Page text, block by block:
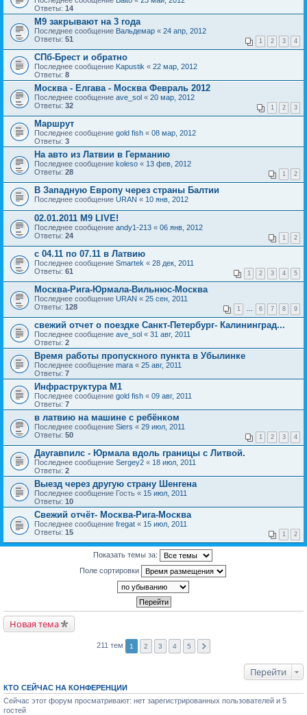
Ответы: 14
M9 закрывают на 3 года
Последнее сообщение Вальдемар « 24 апр, 2012
Ответы: 51 1 2 3 4
СПб-Брест и обратно
Последнее сообщение Kapustik « 22 мар, 2012
Ответы: 8
Москва - Елгава - Москва Февраль 2012
Последнее сообщение ave_sol « 20 мар, 2012
Ответы: 32 1 2 3
Маршрут
Последнее сообщение gold fish « 08 мар, 2012
Ответы: 3
На авто из Латвии в Германию
Последнее сообщение koleso « 13 фев, 2012
Ответы: 28 1 2
В Западную Европу через страны Балтии
Последнее сообщение URAN « 10 янв, 2012
02.01.2011 M9 LIVE!
Последнее сообщение andy1-213 « 06 янв, 2012
Ответы: 24 1 2
с 04.11 по 07.11 в Латвию
Последнее сообщение Smartek « 28 дек, 2011
Ответы: 61 1 2 3 4 5
Москва-Рига-Юрмала-Вильнюс-Москва
Последнее сообщение URAN « 25 сен, 2011
Ответы: 128 1 6 7 8 9
свежий отчет о поездке Санкт-Петербург- Калининград...
Последнее сообщение ave_sol « 31 авг, 2011
Ответы: 2
Время работы пропускного пункта в Убылинке
Последнее сообщение mara « 25 авг, 2011
Ответы: 7
Инфраструктура М1
Последнее сообщение gold fish « 09 авг, 2011
Ответы: 7
в латвию на машине с ребёнком
Последнее сообщение Siers « 29 июл, 2011
Ответы: 50 1 2 3 4
Даугавпилс - Юрмала вдоль границы с Литвой.
Последнее сообщение Sergey2 « 18 июл, 2011
Ответы: 2
Выезд через другую страну Шенгена
Последнее сообщение Гость « 15 июл, 2011
Ответы: 10
Свежий отчёт- Москва-Рига-Москва
Последнее сообщение fregat « 15 июл, 2011
Ответы: 15 1 2
Показать темы за:
Поле сортировки
Новая тема
211 тем 1 2 3 4 5
Перейти
КТО СЕЙЧАС НА КОНФЕРЕНЦИИ
Сейчас этот форум просматривают: нет зарегистрированных пользователей и 5
гостей